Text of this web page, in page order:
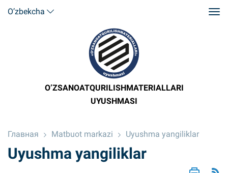
O’zbekcha
O’ZSANOATQURILISHMATERIALLARI
UYUSHMASI
Главная Matbuot markazi Uyushma yangiliklar
Uyushma yangiliklar